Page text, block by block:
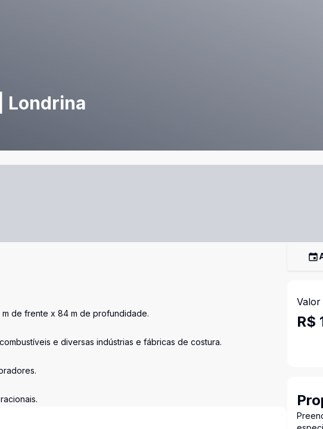
Londrina
m de frente x 84 m de profundidade.
e diversas indústrias e fábricas de costura.
Valor
R$